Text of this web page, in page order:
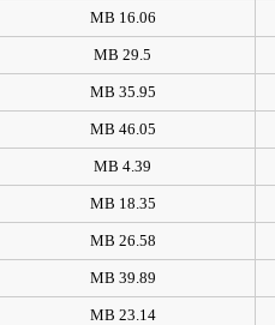
16.06 MB
29.5 MB
35.95 MB
46.05 MB
4.39 MB
18.35 MB
26.58 MB
39.89 MB
23.14 MB